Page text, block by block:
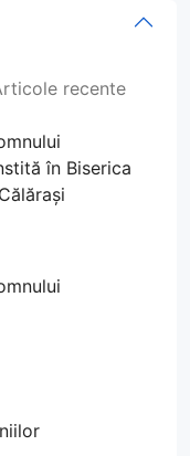
recente
în Biserica